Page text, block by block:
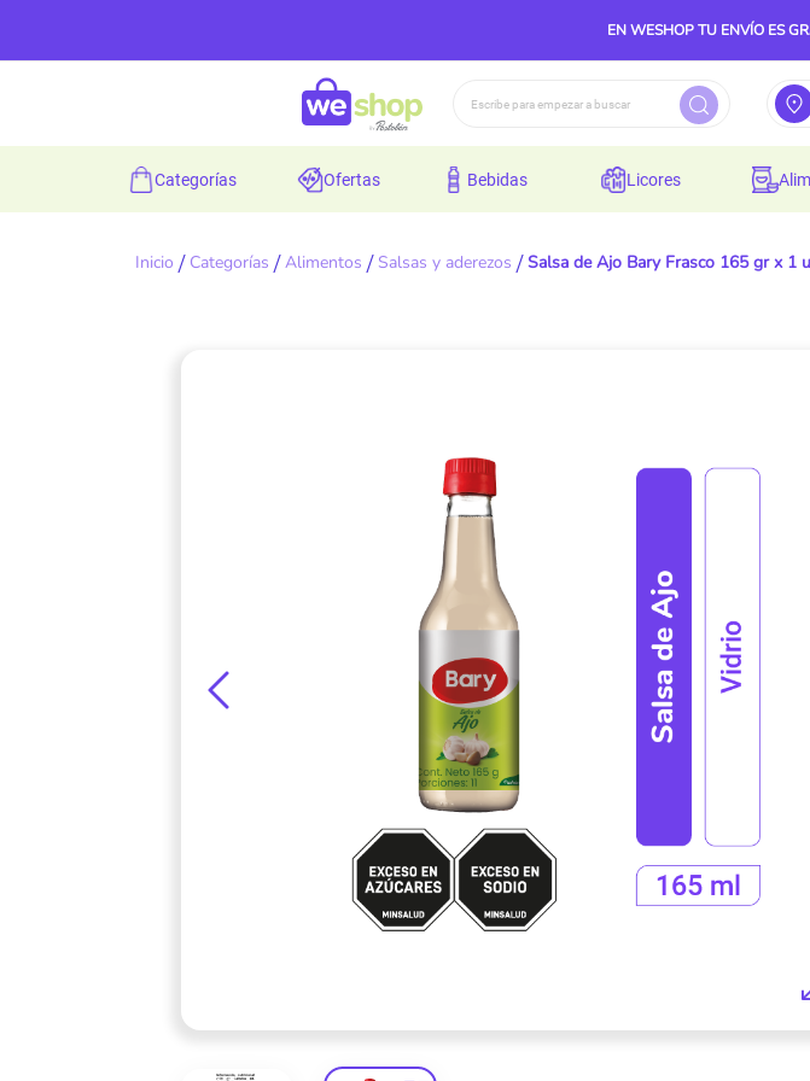
EN WESHOP TU ENVÍO ES
categorías ofertas bebidas licores
Inicio Categorías Alimentos Salsas y aderezos Salsa de Ajo Bary Frasco 165 gr x 1